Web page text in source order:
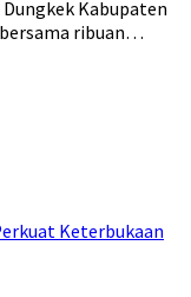
Kabupaten
ribuan…
Keterbukaan